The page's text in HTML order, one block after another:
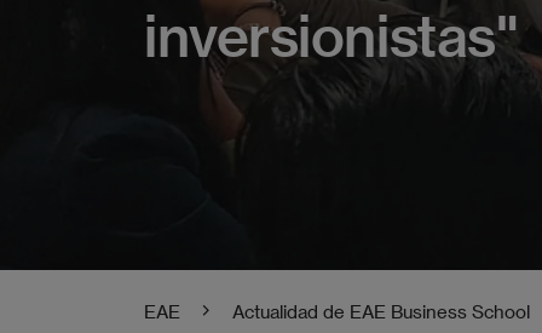
inversionistas"
EAE Actualidad de EAE Business School